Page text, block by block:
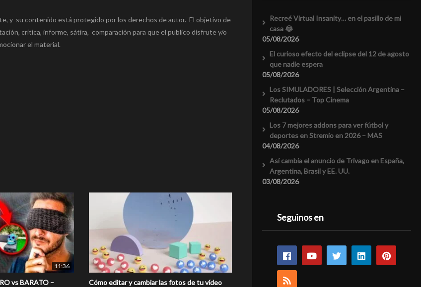
y su contenido está protegido por los derechos de autor. El objetivo de
crítica, informe, sátira, comparación para que el publico disfrute y/o
el material.
11:36
vs BARATO –
Cómo editar y cambiar las fotos de tu vídeo
Recreé Virtual Insanity… en el pasillo de mi
casa 😂
05/08/2026
El curioso efecto del eclipse del 12 de agosto
que nadie espera
05/08/2026
Los SIMULADORES | Selección Argentina –
Reclutados – Top Cinema
05/08/2026
Los 7 mejores addons para ver fútbol y
deportes en Stremio en 2026 – MAS
04/08/2026
Así cambia el anuncio de Trivago en España,
Argentina, Brasil y EE. UU.
03/08/2026
Seguinos en